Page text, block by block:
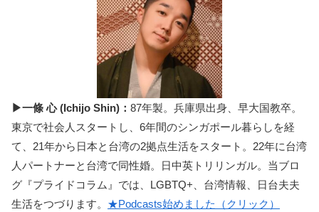
▶一條 心 (Ichijo Shin)： 87年製。兵庫県出身、早大国教卒。
東京で社会人スタートし、6年間のシンガポール暮らしを経
て、21年から日本と台湾の2拠点生活をスタート。22年に台湾
人パートナーと台湾で同性婚。日中英トリリンガル。当ブロ
グ『プライドコラム』では、LGBTQ+、台湾情報、日台夫夫
生活をつづります。 ★Podcasts始めました（クリック）